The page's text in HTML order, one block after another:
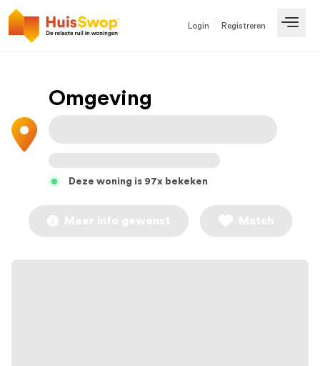
Login Registreren
Omgeving
Deze woning is 97x bekeken
Meer info gewenst Match